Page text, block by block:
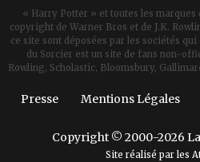
« Harry Potter » et toutes les
copyright de Warner Bros et de J.K.
ce site sont déposées par les sociétés
du Sorcier est un site de fans non-
Rowling, Scholastic, Bloomsbury,
Presse Mentions Légales
Copyright © 2000-2026
Site réalisé par les